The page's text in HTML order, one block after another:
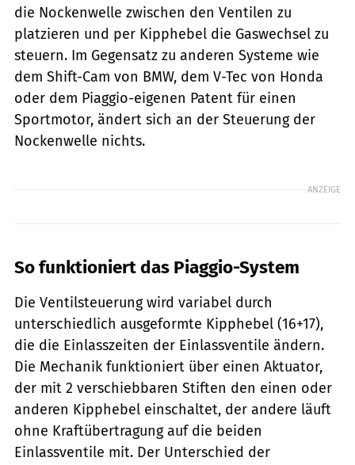
die Nockenwelle zwischen den Ventilen zu
platzieren und per Kipphebel die Gaswechsel zu
steuern. Im Gegensatz zu anderen Systeme wie
dem Shift-Cam von BMW, dem V-Tec von Honda
oder dem Piaggio-eigenen Patent für einen
Sportmotor, ändert sich an der Steuerung der
Nockenwelle nichts.
ANZEIGE
So funktioniert das Piaggio-System
Die Ventilsteuerung wird variabel durch
unterschiedlich ausgeformte Kipphebel (16+17),
die die Einlasszeiten der Einlassventile ändern.
Die Mechanik funktioniert über einen Aktuator,
der mit 2 verschiebbaren Stiften den einen oder
anderen Kipphebel einschaltet, der andere läuft
ohne Kraftübertragung auf die beiden
Einlassventile mit. Der Unterschied der